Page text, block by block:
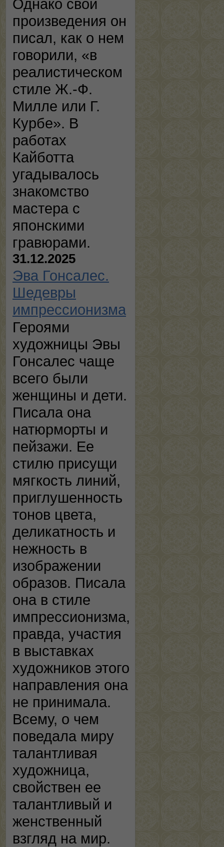
Однако свои
произведения он
писал, как о нем
говорили, «в
реалистическом
стиле Ж.-Ф.
Милле или Г.
Курбе». В
работах
Кайботта
угадывалось
знакомство
мастера с
японскими
гравюрами.
31.12.2025
Эва Гонсалес.
Шедевры
импрессионизма
Героями
художницы Эвы
Гонсалес чаще
всего были
женщины и дети.
Писала она
натюрморты и
пейзажи. Ее
стилю присущи
мягкость линий,
приглушенность
тонов цвета,
деликатность и
нежность в
изображении
образов. Писала
она в стиле
импрессионизма,
правда, участия
в выставках
художников этого
направления она
не принимала.
Всему, о чем
поведала миру
талантливая
художница,
свойствен ее
талантливый и
женственный
взгляд на мир.